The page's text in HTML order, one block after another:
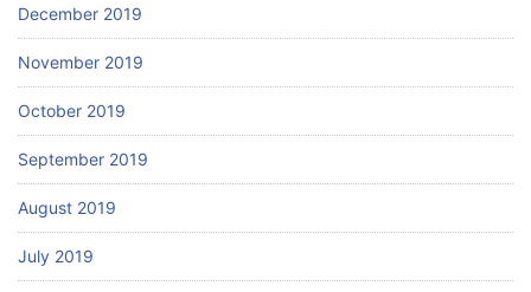
December 2019
November 2019
October 2019
September 2019
August 2019
July 2019